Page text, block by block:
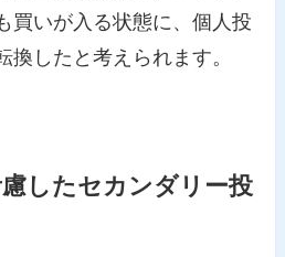
買いが入る状態に、個人投
換したと考えられます。
したセカンダリー投